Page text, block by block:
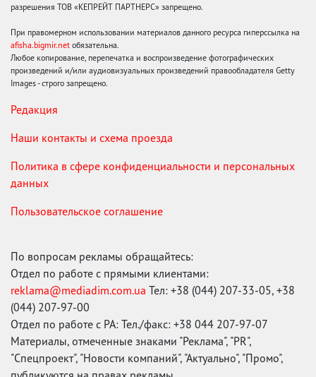
разрешения ТОВ «КЕПРЕЙТ ПАРТНЕРС» запрещено.
При правомерном использовании материалов данного ресурса гиперссылка на
afisha.bigmir.net обязательна.
Любое копирование, перепечатка и воспроизведение фотографических
произведений и/или аудиовизуальных произведений правообладателя Getty
Images - строго запрещено.
Редакция
Наши контакты и схема проезда
Политика в сфере конфиденциальности и персональных
данных
Пользовательское соглашение
По вопросам рекламы обращайтесь:
Отдел по работе с прямыми клиентами:
reklama@mediadim.com.ua Тел: +38 (044) 207-33-05, +38
(044) 207-97-00
Отдел по работе с РА: Тел./факс: +38 044 207-97-07
Материалы, отмеченные знаками "Реклама", "PR",
"Спецпроект", "Новости компаний", "Актуально", "Промо",